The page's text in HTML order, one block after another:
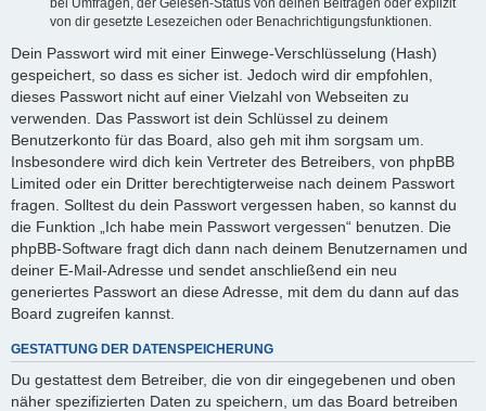
von dir gesetzte Lesezeichen oder Benachrichtigungsfunktionen.
Dein Passwort wird mit einer Einwege-Verschlüsselung (Hash)
gespeichert, so dass es sicher ist. Jedoch wird dir empfohlen,
dieses Passwort nicht auf einer Vielzahl von Webseiten zu
verwenden. Das Passwort ist dein Schlüssel zu deinem
Benutzerkonto für das Board, also geh mit ihm sorgsam um.
Insbesondere wird dich kein Vertreter des Betreibers, von phpBB
Limited oder ein Dritter berechtigterweise nach deinem Passwort
fragen. Solltest du dein Passwort vergessen haben, so kannst du
die Funktion „Ich habe mein Passwort vergessen“ benutzen. Die
phpBB-Software fragt dich dann nach deinem Benutzernamen und
deiner E-Mail-Adresse und sendet anschließend ein neu
generiertes Passwort an diese Adresse, mit dem du dann auf das
Board zugreifen kannst.
GESTATTUNG DER DATENSPEICHERUNG
Du gestattest dem Betreiber, die von dir eingegebenen und oben
näher spezifizierten Daten zu speichern, um das Board betreiben